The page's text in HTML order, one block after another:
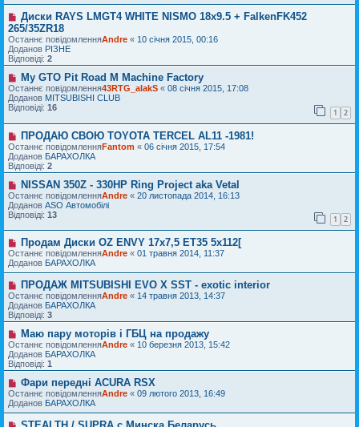
л
е
н
я
о
в
і
о
м
л
е
н
н
я
Н
о
в
е
п
о
в
д
о
м
л
е
н
н
я
Диски RAYS LMGT4 WHITE NISMO 18x9.5 + FalkenFK452
265/35ZR18
Останнє повідомленняAndre « 10 січня 2015, 00:16
Доданов РІЗНЕ
Відповіді: 2
Н
о
в
е
о
і
д
о
м
л
е
н
н
я
My GTO Pit Road M Machine Factory
Останнє повідомлення43RTG_alakS « 08 січня 2015, 17:08
Доданов MITSUBISHI CLUB
Відповіді: 16 1 2
Н
о
в
е
п
о
в
і
д
о
м
л
е
н
н
я
ПРОДАЮ СВОЮ TOYOTA TERCEL AL11 -1981!
Останнє повідомленняFantom « 06 січня 2015, 17:54
Доданов БАРАХОЛКА
Відповіді: 2
Н
о
в
е
п
о
і
д
о
м
л
е
н
н
я
NISSAN 350Z - 330HP Ring Project aka Vetal
Останнє повідомленняAndre « 20 листопада 2014, 16:13
Доданов ASO Автомобілі
Відповіді: 13 1 2
Н
о
в
е
п
о
в
і
д
о
м
л
е
н
я
Продам Диски OZ ENVY 17x7,5 ET35 5x112[
Останнє повідомленняAndre « 01 травня 2014, 11:37
Доданов БАРАХОЛКА
Н
о
в
е
п
о
в
і
д
о
м
л
е
н
н
ПРОДАЖ MITSUBISHI EVO X SST - exotic interior
Останнє повідомленняAndre « 14 травня 2013, 14:37
Доданов БАРАХОЛКА
Відповіді: 3
Н
о
в
е
п
о
в
і
д
о
Маю пару моторів і ГБЦ на продажу
Останнє повідомленняAndre « 10 березня 2013, 15:42
Доданов БАРАХОЛКА
Відповіді: 1
Н
о
в
е
п
Фари передні ACURA RSX
Останнє повідомленняAndre « 09 лютого 2013, 16:49
Доданов БАРАХОЛКА
Н